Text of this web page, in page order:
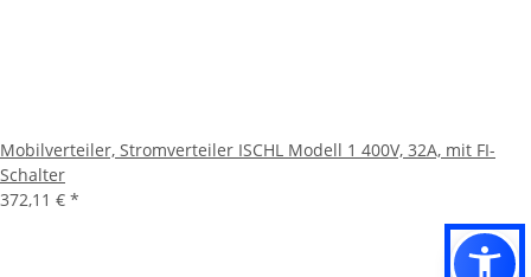
Mobilverteiler, Stromverteiler ISCHL Modell 1 400V, 32A, mit FI-
Schalter
372,11 € *